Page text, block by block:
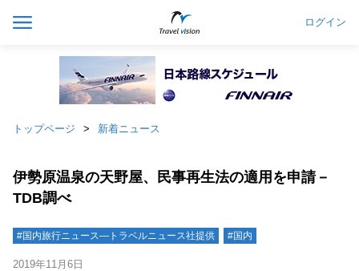
ログイン
トップページ 新着ニュース
伊勢原温泉の天野屋、民事再生法の適用を申請－
TDB調べ
#国内旅行ニュース―トラベルニュース社提供 #国内
2019年11月6日